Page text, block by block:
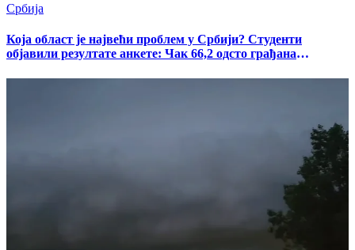
Србија
Која област је највећи проблем у Србији? Студенти
објавили резултате анкете: Чак 66,2 одсто грађана